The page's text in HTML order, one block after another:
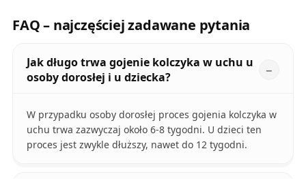
FAQ – najczęściej zadawane pytania
Jak długo trwa gojenie kolczyka w uchu u
osoby dorosłej i u dziecka?
W przypadku osoby dorosłej proces gojenia kolczyka w
uchu trwa zazwyczaj około 6-8 tygodni. U dzieci ten
proces jest zwykle dłuższy, nawet do 12 tygodni.